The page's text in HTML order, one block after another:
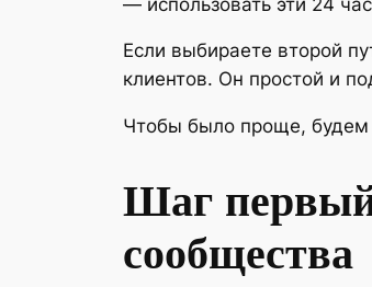
Если выбираете второй
клиентов. Он простой и
Чтобы было проще, будем
Шаг
сообщества